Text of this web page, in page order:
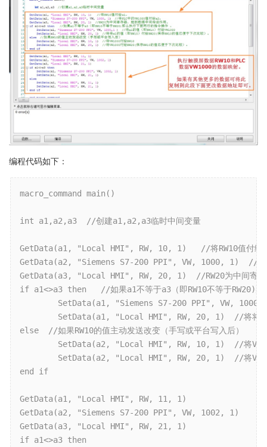
编程代码如下：
macro_command main()
int a1,a2,a3  //创建a1,a2,a3临时中间变量
GetData(a1, "Local HMI", RW, 10, 1)   //将RW10值付给
GetData(a2, "Siemens S7-200 PPI", VW, 1000, 1)  //将
GetData(a3, "Local HMI", RW, 20, 1)  //RW20为中间寄存
if a1<>a3 then   //如果a1不等于a3（即RW10不等于RW20)那
else  //如果RW10的值主动发送改变（手写或平台写入后）
end if
GetData(a1, "Local HMI", RW, 11, 1)
GetData(a2, "Siemens S7-200 PPI", VW, 1002, 1)
GetData(a3, "Local HMI", RW, 21, 1)
if a1<>a3 then